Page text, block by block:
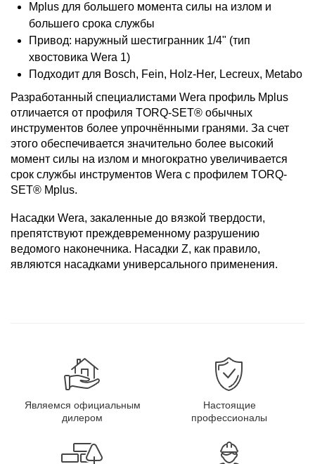
Mplus для большего момента силы на излом и
большего срока службы
Привод: наружный шестигранник 1/4" (тип
хвостовика Wera 1)
Подходит для Bosch, Fein, Holz-Her, Lecreux, Metabo
Разработанный специалистами Wera профиль Mplus
отличается от профиля TORQ-SET® обычных
инструментов более упрочнёнными гранями. За счет
этого обеспечивается значительно более высокий
момент силы на излом и многократно увеличивается
срок службы инструментов Wera с профилем TORQ-
SET® Mplus.
Насадки Wera, закаленные до вязкой твердости,
препятствуют преждевременному разрушению
ведомого наконечника. Насадки Z, как правило,
являются насадками универсального применения.
Являемся официальным
дилером
Настоящие
профессионалы